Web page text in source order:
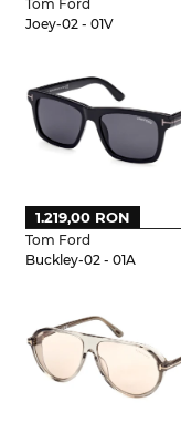
Tom Ford
Joey-02 - 01V
Tom Ford
Buckley-02 - 01A
1.219,00 RON